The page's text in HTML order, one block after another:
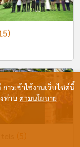
(5)
ารเข้าใช้งานเว็บไซต์นี้
งท่านตามนโยบาย